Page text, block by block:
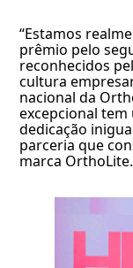
“Estamos
prêmio pelo
reconhecidos
cultura
nacional da
excepcional
dedicação
parceria que
marca